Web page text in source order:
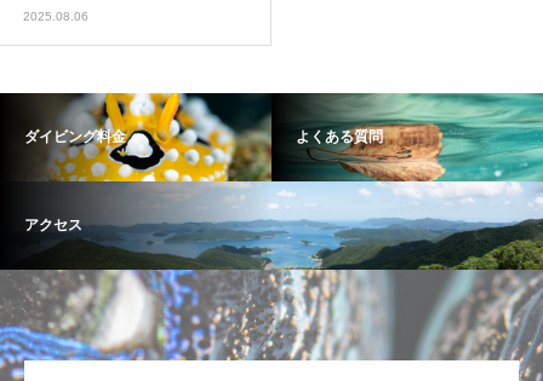
2025.08.06
ダイビング料金 よくある質問
アクセス